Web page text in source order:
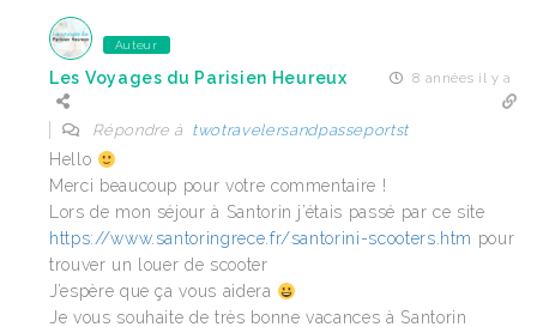
Auteur
Les Voyages du Parisien Heureux 8 années il y a
Répondre à twotravelersandpasseportst
Hello
Merci beaucoup pour votre commentaire !
Lors de mon séjour à Santorin j’étais passé par ce site
https://www.santoringrece.fr/santorini-scooters.htm pour
trouver un louer de scooter
J’espère que ça vous aidera
Je vous souhaite de très bonne vacances à Santorin